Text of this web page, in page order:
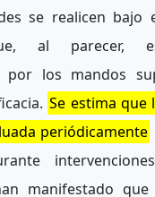
se realicen bajo
al parecer,
por los mandos
Se estima que
periódicamente
manifestado